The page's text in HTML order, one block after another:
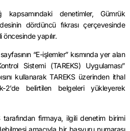
denetimler, Gümrük
dördüncü fıkrası çerçevesinde
yapılır.
“E-işlemler” kısmında yer alan
Sistemi (TAREKS) Uygulaması”
kullanarak TAREKS üzerinden ithal
belirtilen belgeleri yükleyerek
tarafından firmaya, ilgili denetim birimi
amacıyla bir başvuru numarası